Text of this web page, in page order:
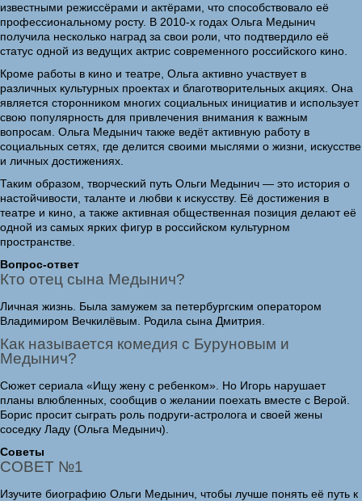
известными режиссёрами и актёрами, что способствовало её
профессиональному росту. В 2010-х годах Ольга Медынич
получила несколько наград за свои роли, что подтвердило её
статус одной из ведущих актрис современного российского кино.
Кроме работы в кино и театре, Ольга активно участвует в
различных культурных проектах и благотворительных акциях. Она
является сторонником многих социальных инициатив и использует
свою популярность для привлечения внимания к важным
вопросам. Ольга Медынич также ведёт активную работу в
социальных сетях, где делится своими мыслями о жизни, искусстве
и личных достижениях.
Таким образом, творческий путь Ольги Медынич — это история о
настойчивости, таланте и любви к искусству. Её достижения в
театре и кино, а также активная общественная позиция делают её
одной из самых ярких фигур в российском культурном
пространстве.
Вопрос-ответ
Кто отец сына Медынич?
Личная жизнь. Была замужем за петербургским оператором
Владимиром Вечкилёвым. Родила сына Дмитрия.
Как называется комедия с Буруновым и
Медынич?
Сюжет сериала «Ищу жену с ребенком». Но Игорь нарушает
планы влюбленных, сообщив о желании поехать вместе с Верой.
Борис просит сыграть роль подруги-астролога и своей жены
соседку Ладу (Ольга Медынич).
Советы
СОВЕТ №1
Изучите биографию Ольги Медынич, чтобы лучше понять её путь к